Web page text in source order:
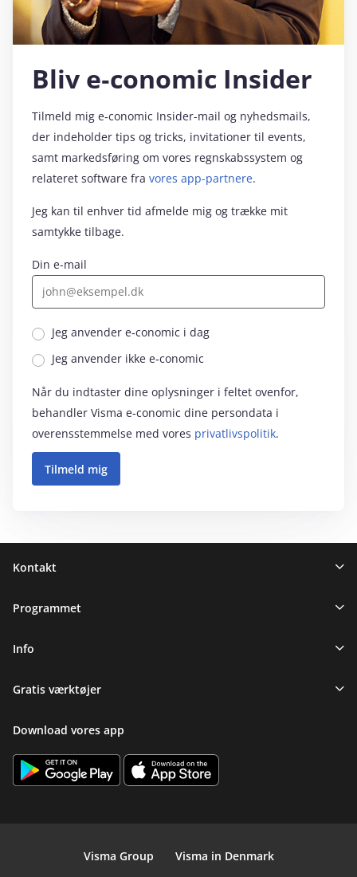
Bliv e‑conomic Insider
Tilmeld mig e‑conomic Insider-mail og nyhedsmails,
der indeholder tips og tricks, invitationer til events,
samt markedsføring om vores regnskabssystem og
relateret software fra vores app-partnere.
Jeg kan til enhver tid afmelde mig og trække mit
samtykke tilbage.
Din e-mail
Jeg anvender e‑conomic i dag
Jeg anvender ikke e‑conomic
Når du indtaster dine oplysninger i feltet ovenfor,
behandler Visma e‑conomic dine persondata i
overensstemmelse med vores privatlivspolitik.
Sidefod
Kontakt
Programmet
Info
Gratis værktøjer
Download vores app
Visma Group Visma in Denmark